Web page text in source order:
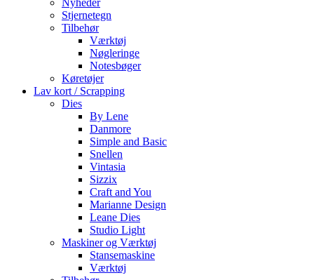
Nyheder
Stjernetegn
Tilbehør
Værktøj
Nøgleringe
Notesbøger
Køretøjer
Lav kort / Scrapping
Dies
By Lene
Danmore
Simple and Basic
Snellen
Vintasia
Sizzix
Craft and You
Marianne Design
Leane Dies
Studio Light
Maskiner og Værktøj
Stansemaskine
Værktøj